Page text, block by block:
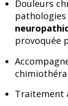
Douleurs
provoquée
Traitement